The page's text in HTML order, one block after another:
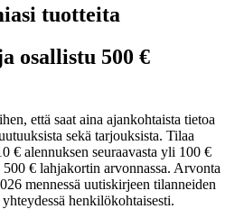
tuotteita
osallistu 500 €
että saat aina ajankohtaista tietoa
sekä tarjouksista. Tilaa
€ alennuksen seuraavasta yli 100 €
€ lahjakortin arvonnassa. Arvonta
mennessä uutiskirjeen tilanneiden
henkilökohtaisesti.